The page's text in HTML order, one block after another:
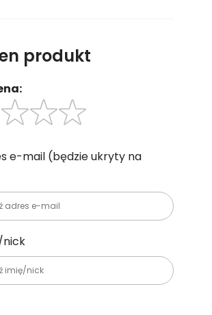
produkt
e-mail (będzie ukryty na
nick